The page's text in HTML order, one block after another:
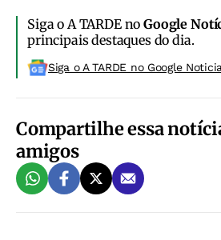
Siga o A TARDE noGoogle
principais destaques do dia.
Siga o A TARDE no Google
Compartilhe essa
amigos